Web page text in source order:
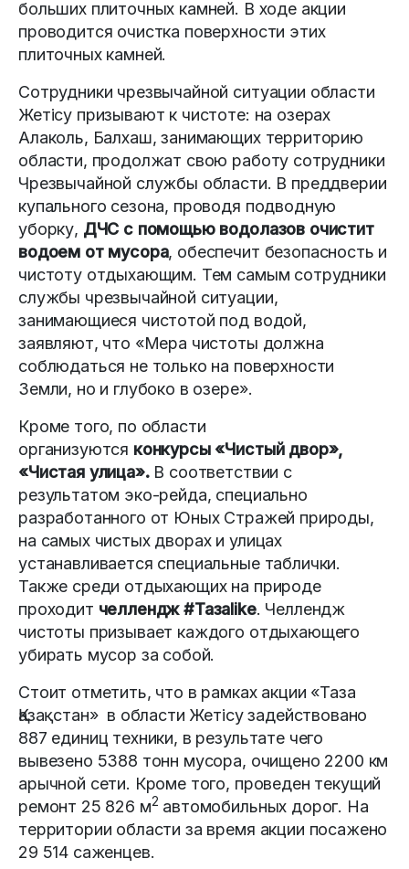
больших плиточных камней. В ходе акции
проводится очистка поверхности этих
плиточных камней.
Сотрудники чрезвычайной ситуации области
Жетісу призывают к чистоте: на озерах
Алаколь, Балхаш, занимающих территорию
области, продолжат свою работу сотрудники
Чрезвычайной службы области. В преддверии
купального сезона, проводя подводную
уборку, ДЧС с помощью водолазов очистит
водоем от мусора, обеспечит безопасность и
чистоту отдыхающим. Тем самым сотрудники
службы чрезвычайной ситуации,
занимающиеся чистотой под водой,
заявляют, что «Мера чистоты должна
соблюдаться не только на поверхности
Земли, но и глубоко в озере».
Кроме того, по области
организуются конкурсы «Чистый двор»,
«Чистая улица».В соответствии с
результатом эко-рейда, специально
разработанного от Юных Стражей природы,
на самых чистых дворах и улицах
устанавливается специальные таблички.
Также среди отдыхающих на природе
проходит челлендж #Тазаlike. Челлендж
чистоты призывает каждого отдыхающего
убирать мусор за собой.
Стоит отметить, что в рамках акции «Таза
Қазақстан» в области Жетісу задействовано
887 единиц техники, в результате чего
вывезено 5388 тонн мусора, очищено 2200 км
арычной сети. Кроме того, проведен текущий
ремонт 25 826 м2 автомобильных дорог. На
территории области за время акции посажено
29 514 саженцев.